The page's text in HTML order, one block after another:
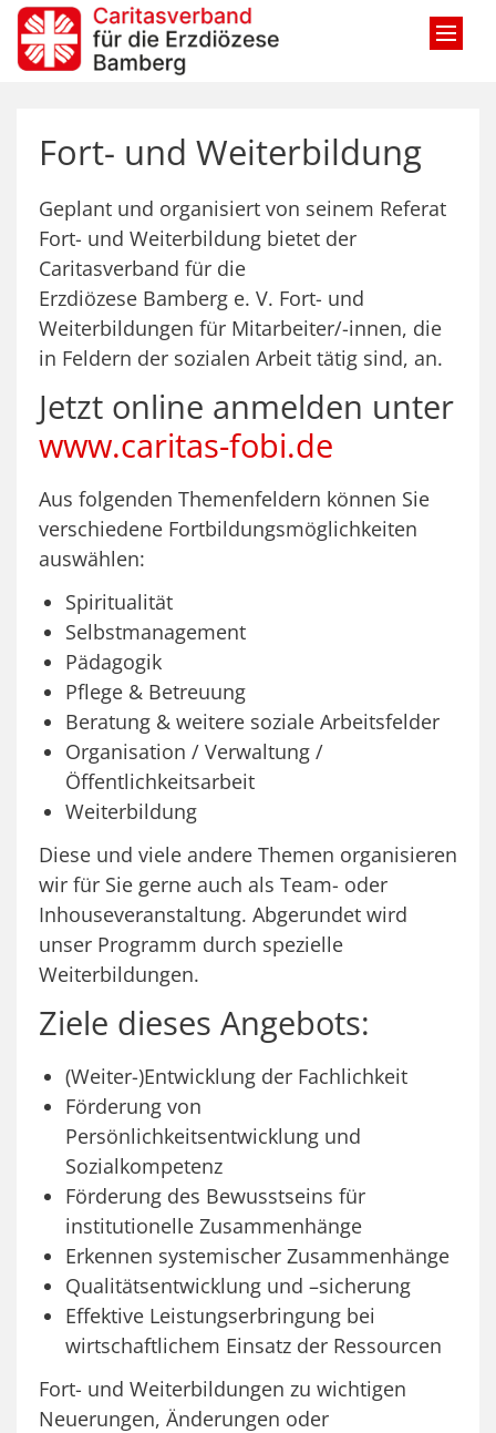
Zum Inhalt springen
Fort- und Weiterbildung
Geplant und organisiert von seinem Referat
Fort- und Weiterbildung bietet der
Caritasverband für die
Erzdiözese Bamberg e. V. Fort- und
Weiterbildungen für Mitarbeiter/-innen, die
in Feldern der sozialen Arbeit tätig sind, an.
Jetzt online anmelden unter
www.caritas-fobi.de
Aus folgenden Themenfeldern können Sie
verschiedene Fortbildungsmöglichkeiten
auswählen:
Spiritualität
Selbstmanagement
Pädagogik
Pflege & Betreuung
Beratung & weitere soziale Arbeitsfelder
Organisation / Verwaltung /
Öffentlichkeitsarbeit
Weiterbildung
Diese und viele andere Themen organisieren
wir für Sie gerne auch als Team- oder
Inhouseveranstaltung. Abgerundet wird
unser Programm durch spezielle
Weiterbildungen.
Ziele dieses Angebots:
(Weiter-)Entwicklung der Fachlichkeit
Förderung von
Persönlichkeitsentwicklung und
Sozialkompetenz
Förderung des Bewusstseins für
institutionelle Zusammenhänge
Erkennen systemischer Zusammenhänge
Qualitätsentwicklung und –sicherung
Effektive Leistungserbringung bei
wirtschaftlichem Einsatz der Ressourcen
Fort- und Weiterbildungen zu wichtigen
Neuerungen, Änderungen oder